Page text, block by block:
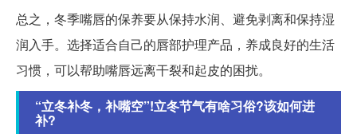
总之，冬季嘴唇的保养要从保持水润、避免剥离和保持湿
润入手。选择适合自己的唇部护理产品，养成良好的生活
习惯，可以帮助嘴唇远离干裂和起皮的困扰。
“立冬补冬，补嘴空”!立冬节气有啥习俗?该如何进
补?